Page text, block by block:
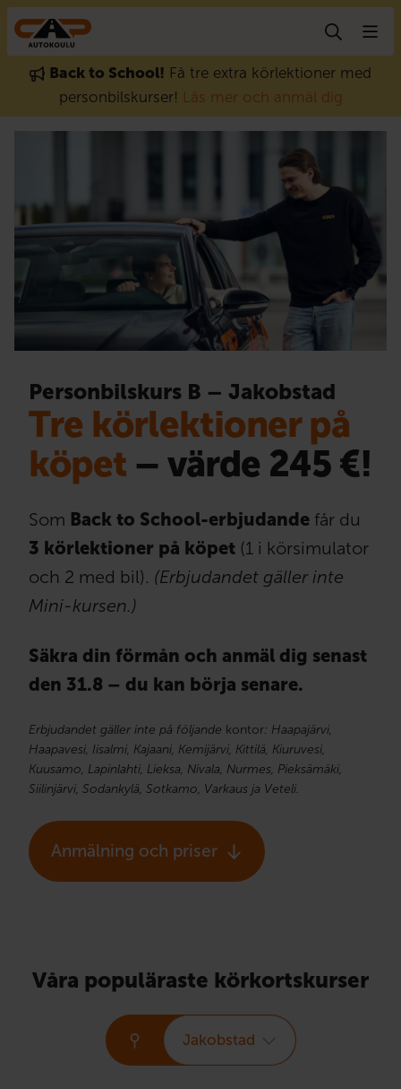
Gå till innehåll
Back to School! Få tre extra körlektioner med
personbilskurser! Läs mer och anmäl dig
Personbilskurs B – Jakobstad
Tre körlektioner på
köpet – värde 245 €!
Som Back to School-erbjudande får du
3 körlektioner på köpet (1 i körsimulator
och 2 med bil). (Erbjudandet gäller inte
Mini-kursen.)
Säkra din förmån och anmäl dig senast
den 31.8 – du kan börja senare.
Erbjudandet gäller inte på följande kontor: Haapajärvi,
Haapavesi, Iisalmi, Kajaani, Kemijärvi, Kittilä, Kiuruvesi,
Kuusamo, Lapinlahti, Lieksa, Nivala, Nurmes, Pieksämäki,
Siilinjärvi, Sodankylä, Sotkamo, Varkaus ja Veteli.
Anmälning och priser
Våra populäraste körkortskurser
Jakobstad